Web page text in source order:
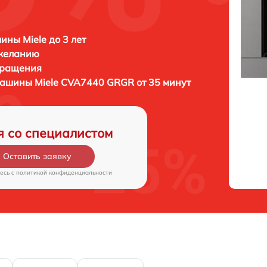
Miele до 3 лет
Miele CVA7440 GRGR от 35 минут
со специалистом
Оставить заявку
c политикой конфиденциальности